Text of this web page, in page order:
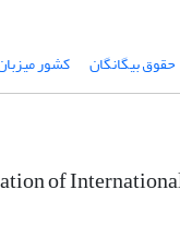
حقوق بیگانگان کشور
of